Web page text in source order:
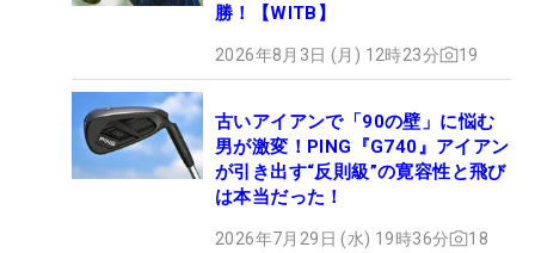
勝！【WITB】
2026年8月3日 (月) 12時23分 19
古いアイアンで「90の壁」に悩む
男が激変！PING『G740』アイアン
が引き出す“反則級”の寛容性と飛び
は本当だった！
2026年7月29日 (水) 19時36分 18